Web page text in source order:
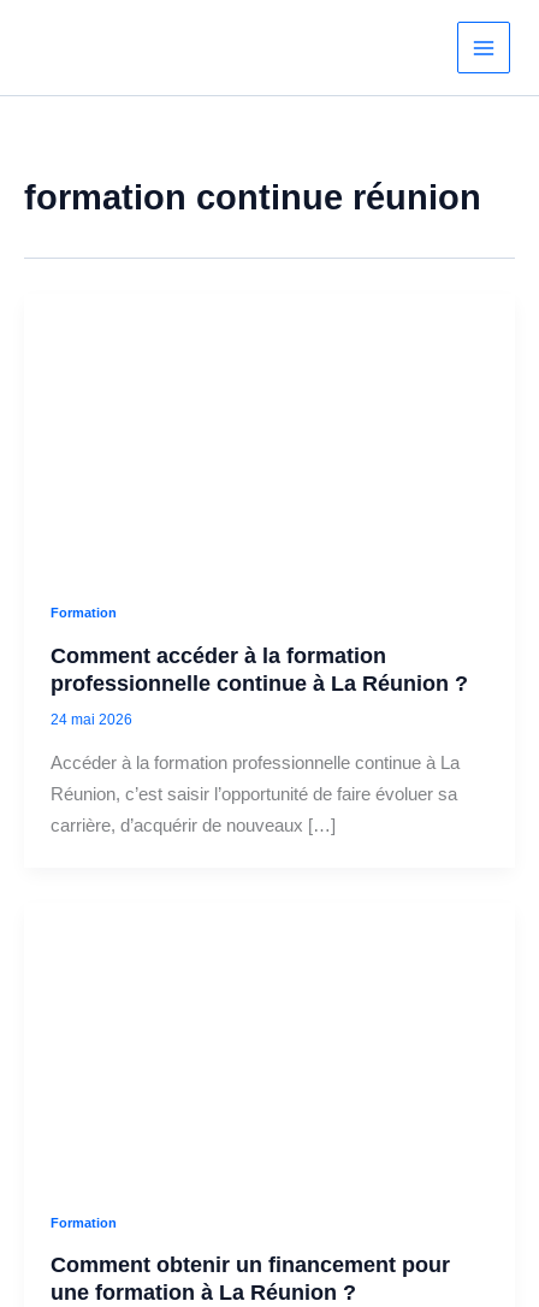
formation continue réunion
Formation
Comment accéder à la formation
professionnelle continue à La Réunion ?
24 mai 2026
Accéder à la formation professionnelle continue à La
Réunion, c’est saisir l’opportunité de faire évoluer sa
carrière, d’acquérir de nouveaux […]
Formation
Comment obtenir un financement pour
une formation à La Réunion ?